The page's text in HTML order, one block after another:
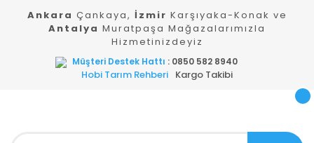
Ankara Çankaya, İzmir Karşıyaka-Konak ve
Antalya Muratpaşa Mağazalarımızla
Hizmetinizdeyiz
Müşteri Destek Hattı : 0850 582 8940
Hobi Tarım Rehberi Kargo Takibi